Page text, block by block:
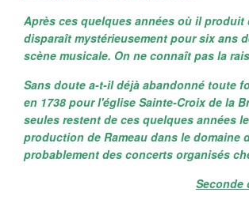
Après ces quelques années où il
disparaît mystérieusement pour six ans
scène musicale. On ne connaît pas la
Sans doute a-t-il déjà abandonné toute
en 1738 pour l'église Sainte-Croix de la
seules restent de ces quelques années
production de Rameau dans le domaine
probablement des concerts organisés
Seconde